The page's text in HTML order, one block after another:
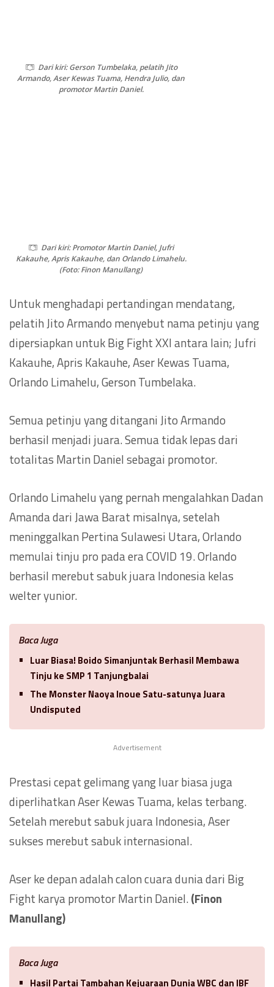
Dari kiri: Gerson Tumbelaka, pelatih Jito
Armando, Aser Kewas Tuama, Hendra Julio, dan
promotor Martin Daniel.
Dari kiri: Promotor Martin Daniel, Jufri
Kakauhe, Apris Kakauhe, dan Orlando Limahelu.
(Foto: Finon Manullang)
Untuk menghadapi pertandingan mendatang,
pelatih Jito Armando menyebut nama petinju yang
dipersiapkan untuk Big Fight XXI antara lain; Jufri
Kakauhe, Apris Kakauhe, Aser Kewas Tuama,
Orlando Limahelu, Gerson Tumbelaka.
Semua petinju yang ditangani Jito Armando
berhasil menjadi juara. Semua tidak lepas dari
totalitas Martin Daniel sebagai promotor.
Orlando Limahelu yang pernah mengalahkan Dadan
Amanda dari Jawa Barat misalnya, setelah
meninggalkan Pertina Sulawesi Utara, Orlando
memulai tinju pro pada era COVID 19. Orlando
berhasil merebut sabuk juara Indonesia kelas
welter yunior.
Baca Juga
Luar Biasa! Boido Simanjuntak Berhasil Membawa
Tinju ke SMP 1 Tanjungbalai
The Monster Naoya Inoue Satu-satunya Juara
Undisputed
Advertisement
Prestasi cepat gelimang yang luar biasa juga
diperlihatkan Aser Kewas Tuama, kelas terbang.
Setelah merebut sabuk juara Indonesia, Aser
sukses merebut sabuk internasional.
Aser ke depan adalah calon cuara dunia dari Big
Fight karya promotor Martin Daniel.(Finon
Manullang)
Baca Juga
Hasil Partai Tambahan Kejuaraan Dunia WBC dan IBF